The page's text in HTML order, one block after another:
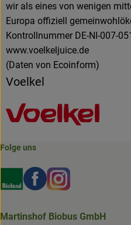
wir als eines von wenigen
Europa offiziell
Kontrollnummer DE-NI-007-
www.voelkeljuice.de
(Daten von Ecoinform)
Voelkel
Folge uns
Externer Link zu https://
Externer Link zu
Externer Link
Martinshof Biobus GmbH